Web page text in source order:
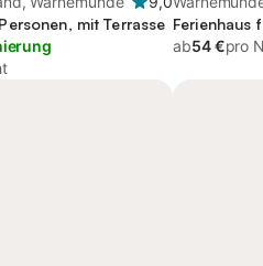
mit Terrasse Ferienhaus
ab54 €pro